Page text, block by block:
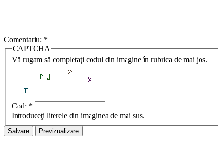
Comentariu: *
CAPTCHA
Vă rugam să completaţi codul din imagine în rubrica de mai jos.
Cod: *
Introduceţi literele din imaginea de mai sus.